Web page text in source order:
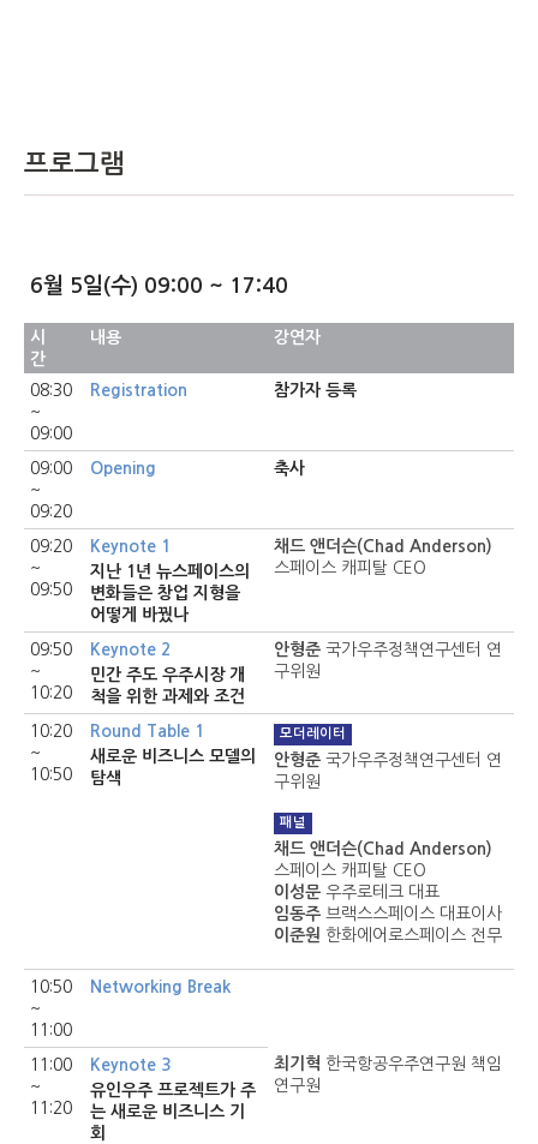
프로그램
6월 5일(수) 09:00 ~ 17:40
시
간
내용 강연자
08:30
~
09:00
Registration 참가자 등록
09:00
~
09:20
Opening 축사
09:20
~
09:50
Keynote 1
지난 1년 뉴스페이스의
변화들은 창업 지형을
어떻게 바꿨나
채드 앤더슨(Chad Anderson)
스페이스 캐피탈 CEO
09:50
~
10:20
Keynote 2
민간 주도 우주시장 개
척을 위한 과제와 조건
안형준 국가우주정책연구센터 연
구위원
10:20
~
10:50
Round Table 1
새로운 비즈니스 모델의
탐색
모더레이터
안형준 국가우주정책연구센터 연
구위원
패널
채드 앤더슨(Chad Anderson)
스페이스 캐피탈 CEO
이성문 우주로테크 대표
임동주 브랙스스페이스 대표이사
이준원 한화에어로스페이스 전무
10:50
~
11:00
Networking Break
11:00
~
11:20
Keynote 3
유인우주 프로젝트가 주
는 새로운 비즈니스 기
회
최기혁 한국항공우주연구원 책임
연구원